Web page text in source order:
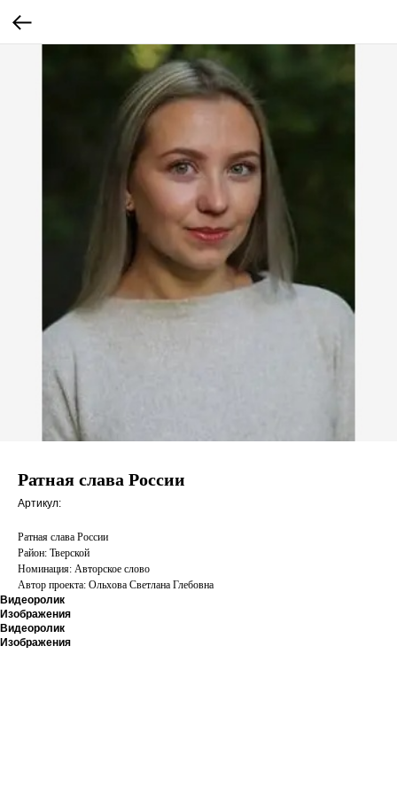
Ратная слава России
Артикул:
Ратная слава России
Район: Тверской
Номинация: Авторское слово
Автор проекта: Ольхова Светлана Глебовна
Видеоролик
Изображения
Видеоролик
Изображения